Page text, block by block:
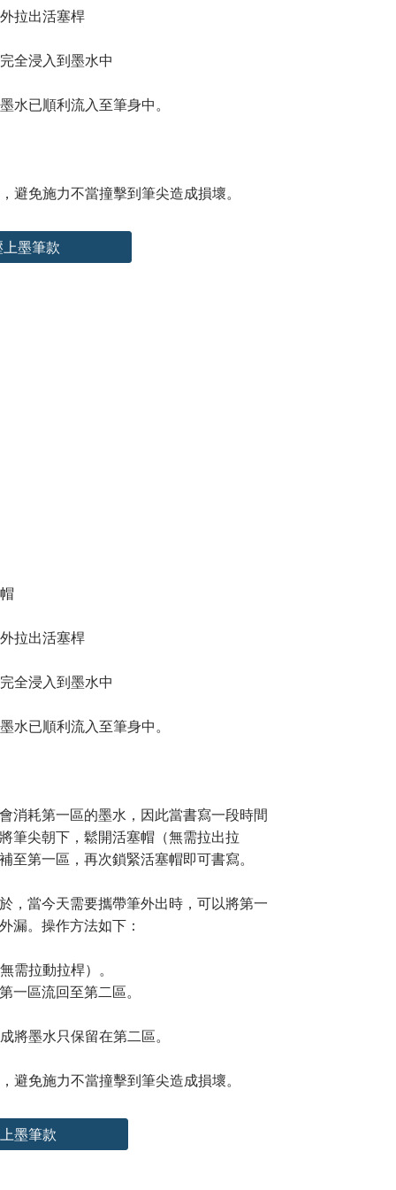
拉出活塞桿
全浸入到墨水中
水已順利流入至筆身中。
避免施力不當撞擊到筆尖造成損壞。
墨筆款
拉出活塞桿
全浸入到墨水中
水已順利流入至筆身中。
消耗第一區的墨水，因此當書寫一段時間
筆尖朝下，鬆開活塞帽（無需拉出拉
至第一區，再次鎖緊活塞帽即可書寫。
，當今天需要攜帶筆外出時，可以將第一
漏。操作方法如下：
需拉動拉桿）。
一區流回至第二區。
將墨水只保留在第二區。
避免施力不當撞擊到筆尖造成損壞。
墨筆款